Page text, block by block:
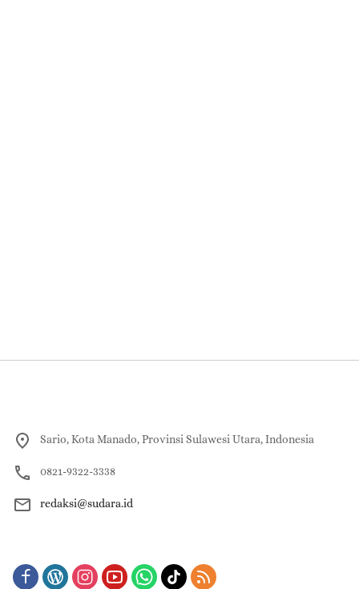
Sario, Kota Manado, Provinsi Sulawesi Utara, Indonesia
0821-9322-3338
redaksi@sudara.id